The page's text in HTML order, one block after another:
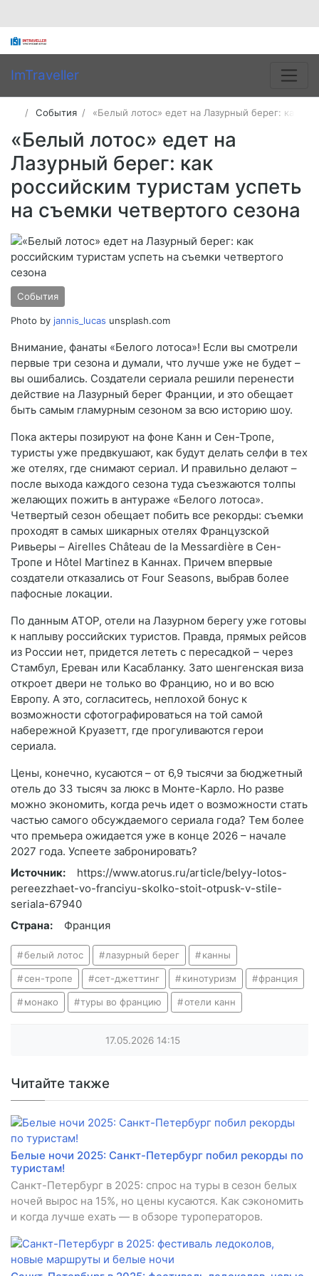
ImTraveller
События «Белый лотос» едет на Лазурный берег: как
«Белый лотос» едет на
Лазурный берег: как
российским туристам успеть
на съемки четвертого сезона
События
Photo by jannis_lucas unsplash.com
Внимание, фанаты «Белого лотоса»! Если вы смотрели
первые три сезона и думали, что лучше уже не будет –
вы ошибались. Создатели сериала решили перенести
действие на Лазурный берег Франции, и это обещает
быть самым гламурным сезоном за всю историю шоу.
Пока актеры позируют на фоне Канн и Сен-Тропе,
туристы уже предвкушают, как будут делать селфи в тех
же отелях, где снимают сериал. И правильно делают –
после выхода каждого сезона туда съезжаются толпы
желающих пожить в антураже «Белого лотоса».
Четвертый сезон обещает побить все рекорды: съемки
проходят в самых шикарных отелях Французской
Ривьеры – Airelles Château de la Messardière в Сен-
Тропе и Hôtel Martinez в Каннах. Причем впервые
создатели отказались от Four Seasons, выбрав более
пафосные локации.
По данным АТОР, отели на Лазурном берегу уже готовы
к наплыву российских туристов. Правда, прямых рейсов
из России нет, придется лететь с пересадкой – через
Стамбул, Ереван или Касабланку. Зато шенгенская виза
откроет двери не только во Францию, но и во всю
Европу. А это, согласитесь, неплохой бонус к
возможности сфотографироваться на той самой
набережной Круазетт, где прогуливаются герои
сериала.
Цены, конечно, кусаются – от 6,9 тысячи за бюджетный
отель до 33 тысяч за люкс в Монте-Карло. Но разве
можно экономить, когда речь идет о возможности стать
частью самого обсуждаемого сериала года? Тем более
что премьера ожидается уже в конце 2026 – начале
2027 года. Успеете забронировать?
Источник:
https://www.atorus.ru/article/belyy-lotos-
pereezzhaet-vo-franciyu-skolko-stoit-otpusk-v-stile-
seriala-67940
Страна:
Франция
белый лотос лазурный берег канны
сен-тропе сет-джеттинг кинотуризм франция
монако туры во францию отели канн
17.05.2026 14:15
Читайте также
Белые ночи 2025: Санкт-Петербург побил рекорды по
туристам!
Санкт-Петербург в 2025: спрос на туры в сезон белых
ночей вырос на 15%, но цены кусаются. Как сэкономить
и когда лучше ехать — в обзоре туроператоров.